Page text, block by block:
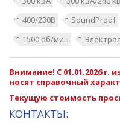
400/230В
SoundProof
1500 об/мин
Внимание! С 01.01.2026 г.
носят справочный
Текущую стоимость
КОНТАКТЫ: